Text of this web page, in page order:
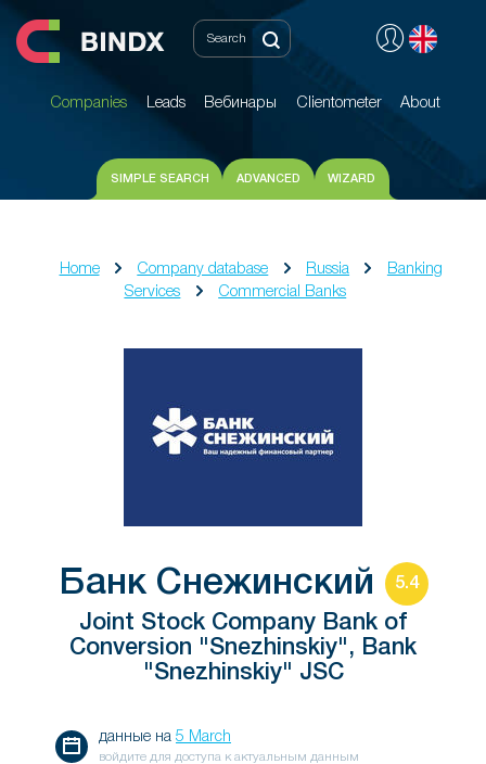
Companies Leads Вебинары Clientometer About
Companies Leads Вебинары Clientometer About
SIMPLE SEARCH ADVANCED WIZARD
Home Company database Russia
Banking
Services
Commercial Banks
Банк Снежинский 5.4
Joint Stock Company Bank of
Conversion "Snezhinskiy", Bank
"Snezhinskiy" JSC
данные на 5 March
войдите для доступа к актуальным данным